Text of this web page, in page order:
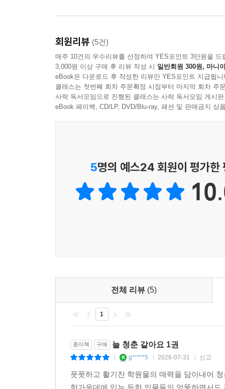
회원리뷰 (5건)
매주 10건의 우수리뷰를 선정하여 YES포인트 3만원을 드
3,000원 이상 구매 후 리뷰 작성 시 일반회원 300원, 마니
eBook은 다운로드 후 작성한 리뷰만 YES포인트 지급됩니
클래스는 첫번째 회차 주문확정 시점부터 마지막 회차 주
사락 독서모임으로 진행된 클래스는 사락 독서모임 게시
eBook 페이백, CD/LP, DVD/Blu-ray, 패션 및 판매금지 상
5명의 예스24 회원이 평가한
전체 리뷰 (5)
1
종이책 구매 늘 청춘 같아요 1권
g*****5 2026-07-31 신고
풋풋하고 활기찬 학원물의 매력을 담아내어